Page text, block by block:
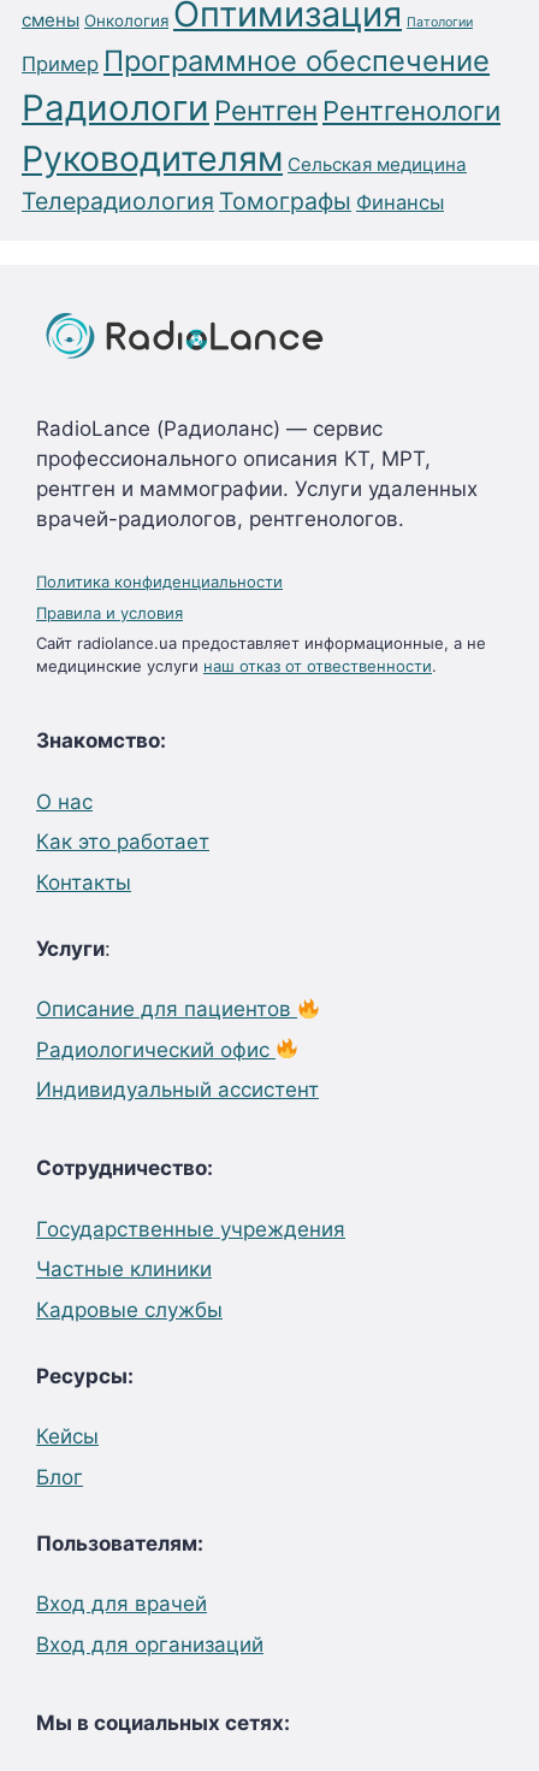
смены Онкология Оптимизация Патологии
Пример Программное обеспечение
Радиологи Рентген Рентгенологи
Руководителям Сельская медицина
Телерадиология Томографы Финансы
RadioLance (Радиоланс) — сервис
профессионального описания КТ, МРТ,
рентген и маммографии. Услуги удаленных
врачей-радиологов, рентгенологов.
Политика конфиденциальности
Правила и условия
Сайт radiolance.ua предоставляет информационные, а не
медицинские услуги наш отказ от отвественности.
Знакомство:
О нас
Как это работает
Контакты
Услуги:
Описание для пациентов
Радиологический офис
Индивидуальный ассистент
Сотрудничество:
Государственные учреждения
Частные клиники
Кадровые службы
Ресурсы:
Кейсы
Блог
Пользователям:
Вход для врачей
Вход для организаций
Мы в социальных сетях: